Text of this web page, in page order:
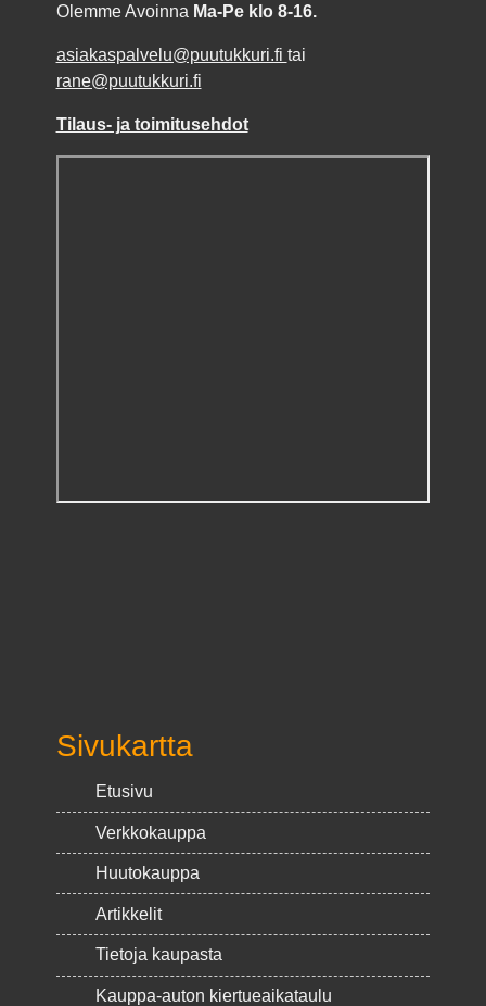
Olemme Avoinna Ma-Pe klo 8-16.
asiakaspalvelu@puutukkuri.fi tai
rane@puutukkuri.fi
Tilaus- ja toimitusehdot
Sivukartta
Etusivu
Verkkokauppa
Huutokauppa
Artikkelit
Tietoja kaupasta
Kauppa-auton kiertueaikataulu